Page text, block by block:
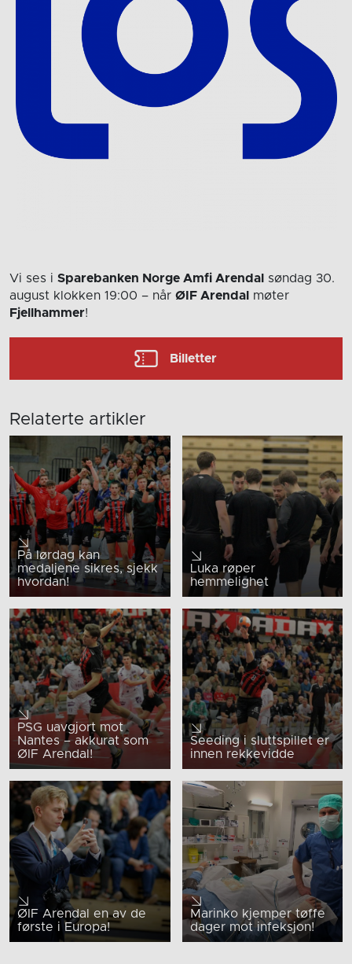
Vi ses i Sparebanken Norge Amfi Arendal
søndag 30.
august klokken 19:00 – når ØIF Arendal
møter
Fjellhammer!
Billetter
Relaterte artikler
På lørdag kan
medaljene sikres, sjekk
hvordan!
Luka røper
hemmelighet
PSG uavgjort mot
Nantes – akkurat som
ØIF Arendal!
Seeding i sluttspillet er
innen rekkevidde
ØIF Arendal en av de
første i Europa!
Marinko kjemper tøffe
dager mot infeksjon!